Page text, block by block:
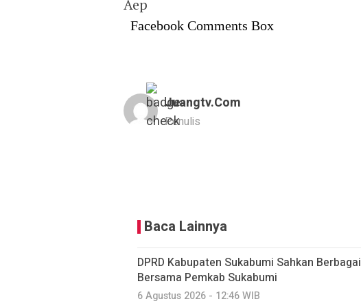
Aep
Facebook Comments Box
Juangtv.com
Penulis
Baca Lainnya
DPRD Kabupaten Sukabumi Sahkan
Bersama Pemkab Sukabumi
6 Agustus 2026 - 12:46 WIB